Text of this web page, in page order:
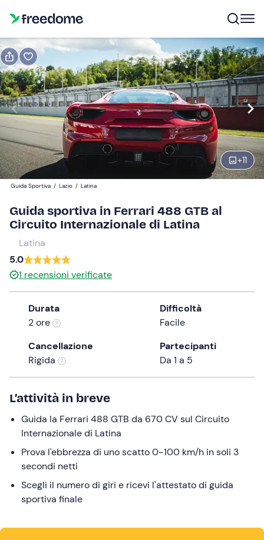
+11
Prenota Regala
1 giro
Navigate
forward
to
interact
the
calendar
and
select
a
question
mark
the
shortcuts
changing
dates.
Modifica
09:00 Modifica
Partecipanti
79 €
Guida Sportiva / Lazio / Latina
Guida sportiva in Ferrari 488 GTB al
Circuito Internazionale di Latina
Latina
5.0
1 recensioni verificate
Durata
2 ore
Difficoltà
Facile
Cancellazione
Rigida
Partecipanti
Da 1 a 5
L’attività in breve
Guida la Ferrari 488 GTB da 670 CV sul Circuito
Internazionale di Latina
Prova l'ebbrezza di uno scatto 0-100 km/h in soli 3
secondi netti
Scegli il numero di giri e ricevi l'attestato di guida
sportiva finale